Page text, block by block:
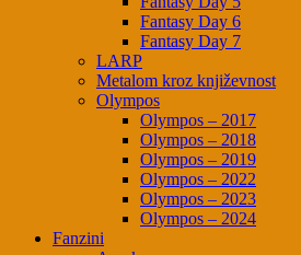
Fantasy Day 6
Fantasy Day 7
LARP
Metalom kroz književnost
Olympos
Olympos – 2017
Olympos – 2018
Olympos – 2019
Olympos – 2022
Olympos – 2023
Olympos – 2024
Fanzini